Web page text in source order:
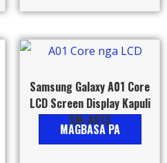
Samsung Galaxy A01 Core
LCD Screen Display Kapuli
SM-A013
MAGBASA PA